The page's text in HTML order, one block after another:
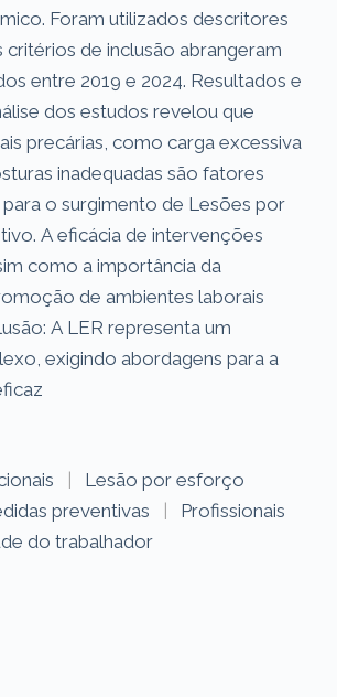
Foram utilizados descritores
critérios de inclusão abrangeram
entre 2019 e 2024. Resultados e
dos estudos revelou que
precárias, como carga excessiva
inadequadas são fatores
o surgimento de Lesões por
A eficácia de intervenções
de ambientes laborais
A LER representa um
exigindo abordagens para a
|
Lesão por esforço
preventivas |
Profissionais
do trabalhador